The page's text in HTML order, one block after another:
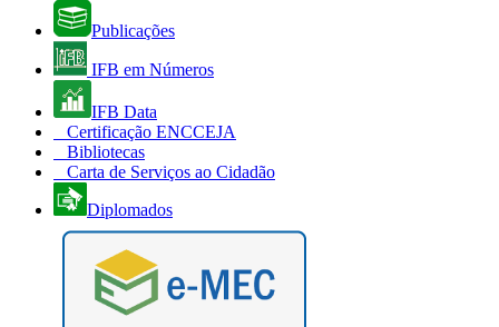
Publicações
IFB em Números
IFB Data
Certificação ENCCEJA
Bibliotecas
Carta de Serviços ao Cidadão
Diplomados